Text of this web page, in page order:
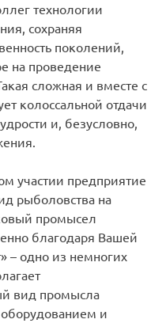
технологии
сохраняя
поколений,
на проведение
сложная и вместе с
колоссальной отдачи
и, безусловно,
участии предприятие
рыболовства на
промысел
благодаря Вашей
– одно из немногих
вид промысла
и